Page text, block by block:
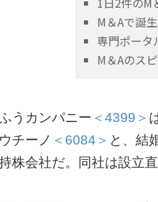
M＆Aで誕
専門ポータ
M＆Aのス
うカンパニー ＜4399＞
チーノ ＜6084＞ と、結
株会社だ。同社は設立